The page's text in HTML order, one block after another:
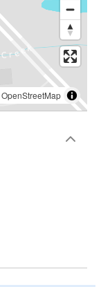
OpenStreetMap